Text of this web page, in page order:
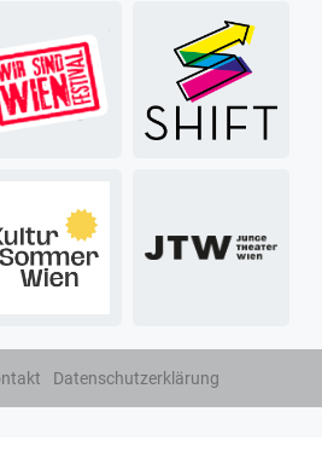
Datenschutzerklärung